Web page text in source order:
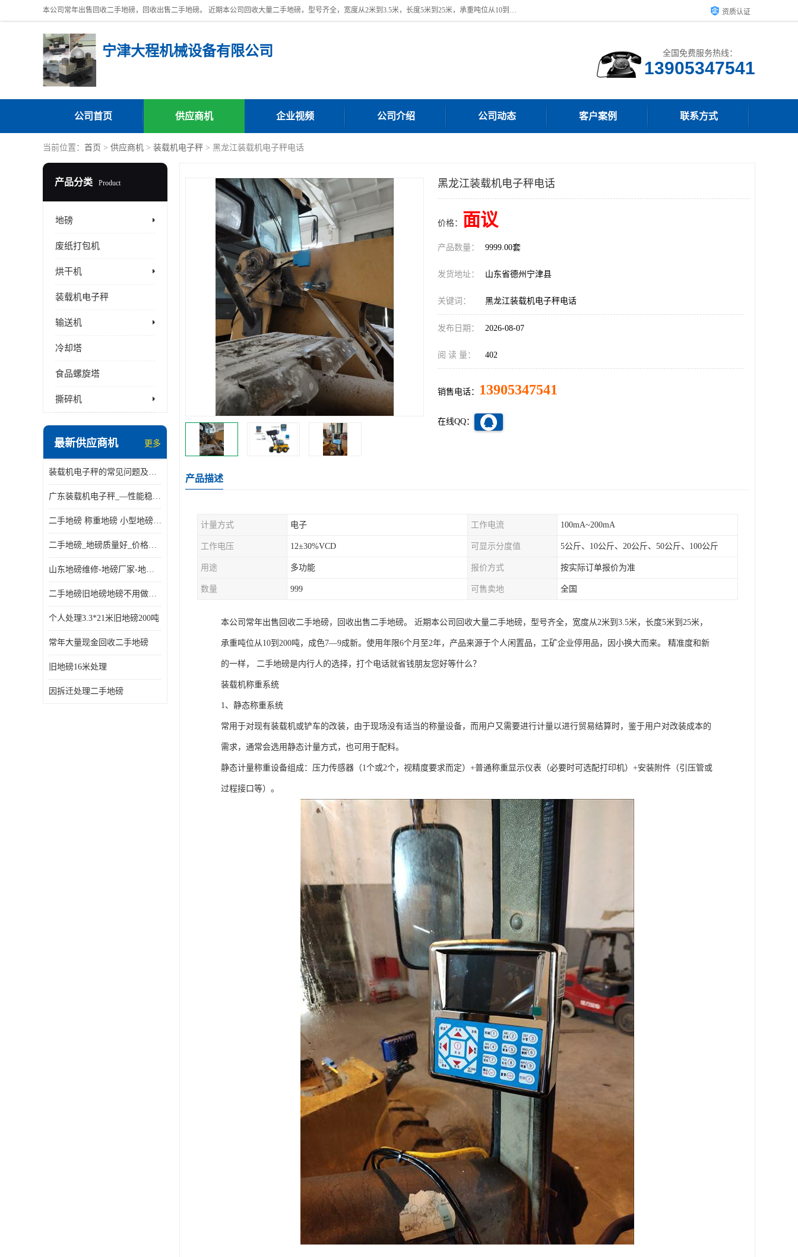
本公司常年出售回收二手地磅，回收出售二手地磅。 近期本公司回收大量二手地磅，型号齐全，宽度从2米到3.5米，长度5米到25米，承重吨位从10到200吨，成色7—9成新。 ? 使用年限6个月至2年，产品来源于个人闲置品，工矿企业停用品，因小换大而来。 精准度和新的一样， 二手地磅是内行人的选择，打个电话就省钱朋友您好等什么 资质认证
宁津大程机械设备有限公司 全国免费服务热线：
13905347541
公司首页 供应商机 企业视频 公司介绍 公司动态 客户案例 联系方式
当前位置： 首页 > 供应商机 > 装载机电子秤 > 黑龙江装载机电子秤电话
产品分类 Product
地磅
废纸打包机
烘干机
装载机电子秤
输送机
冷却塔
食品螺旋塔
撕碎机
最新供应商机 更多
装载机电子秤的常见问题及解决方法介绍
广东装载机电子秤_—性能稳定—操作简单—品质可靠
二手地磅 称重地磅 小型地磅 一百吨地磅
二手地磅_地磅质量好_价格便宜这里找【地磅行家】
山东地磅维修-地磅厂家-地磅价格-二手地磅
二手地磅旧地磅地磅不用做地基
个人处理3.3*21米旧地磅200吨
常年大量现金回收二手地磅
旧地磅16米处理
因拆迁处理二手地磅
黑龙江装载机电子秤电话
价格： 面议
产品数量： 9999.00套
发货地址： 山东省德州宁津县
关键词： 黑龙江装载机电子秤电话
发布日期： 2026-08-07
阅 读 量： 402
销售电话： 13905347541
在线QQ：
产品描述
计量方式 电子 工作电流 100mA~200mA
工作电压 12±30%VCD 可显示分度值 5公斤、10公斤、20公斤、50公斤、100公斤
用途 多功能 报价方式 按实际订单报价为准
数量 999 可售卖地 全国
本公司常年出售回收二手地磅，回收出售二手地磅。 近期本公司回收大量二手地磅，型号齐全，宽度从2米到3.5米，长度5米到25米，
承重吨位从10到200吨，成色7—9成新。使用年限6个月至2年，产品来源于个人闲置品，工矿企业停用品，因小换大而来。 精准度和新
的一样， 二手地磅是内行人的选择，打个电话就省钱朋友您好等什么？
装载机称重系统
1、静态称重系统
常用于对现有装载机或铲车的改装，由于现场没有适当的称量设备，而用户又需要进行计量以进行贸易结算时，鉴于用户对改装成本的
需求，通常会选用静态计量方式，也可用于配料。
静态计量称重设备组成：压力传感器（1个或2个，视精度要求而定）+普通称重显示仪表（必要时可选配打印机）+安装附件（引压管或
过程接口等）。